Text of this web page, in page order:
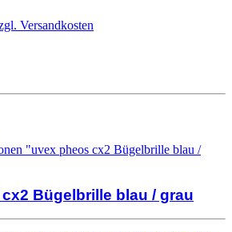
Versandkosten
"uvex pheos cx2 Bügelbrille blau /
Bügelbrille blau / grau